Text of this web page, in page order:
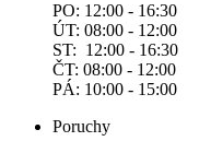
PO: 12:00 - 16:30
ÚT: 08:00 - 12:00
ST: 12:00 - 16:30
ČT: 08:00 - 12:00
PÁ: 10:00 - 15:00
Poruchy